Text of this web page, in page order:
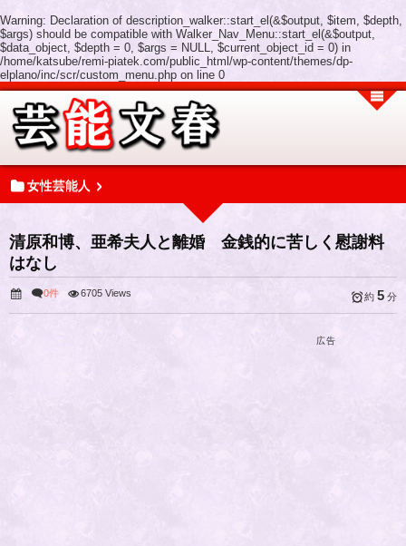
Warning: Declaration of description_walker::start_el(&$output, $item, $depth,
$args) should be compatible with Walker_Nav_Menu::start_el(&$output,
$data_object, $depth = 0, $args = NULL, $current_object_id = 0) in
/home/katsube/remi-piatek.com/public_html/wp-content/themes/dp-
elplano/inc/scr/custom_menu.php on line 0
女性芸能人
清原和博、亜希夫人と離婚 金銭的に苦しく慰謝料
はなし
0件 6705 Views 約 5 分
広告